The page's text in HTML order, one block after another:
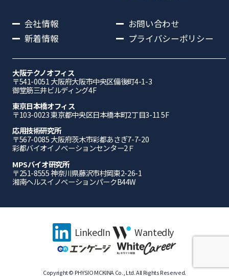
会社情報
新着情報
お問い合わせ
プライバシーポリシー
大阪テクノオフィス
〒541-0051 ⼤阪府⼤阪市中央区備後町4-1-3
御堂筋三井ビルディング4F
東京日本橋オフィス
〒103-0023 東京都中央区日本橋本町2丁目3-11 5F
応⽤技術研究所
〒567-0085 ⼤阪府茨⽊市彩都あさぎ7-7-20
彩都バイオイノベーションセンター2Ｆ
MPSバイオ研究所
〒251-8555 神奈川県藤沢市村岡東2-26-1
湘南ヘルスイノベーションパークB44W
LinkedIn Wantedly
Copyright © PHYSIO MCKINA Co., Ltd. All Rights Reserved.